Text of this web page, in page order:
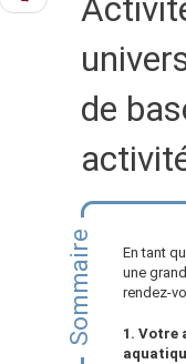
suivante
de
Sommaire
En tant
une
rendez-
1. Votre